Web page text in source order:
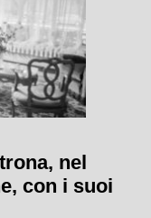
nel
con i suoi